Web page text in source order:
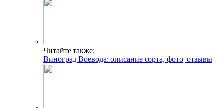
Читайте также:
Виноград Воевода: описание сорта, фото, отзывы